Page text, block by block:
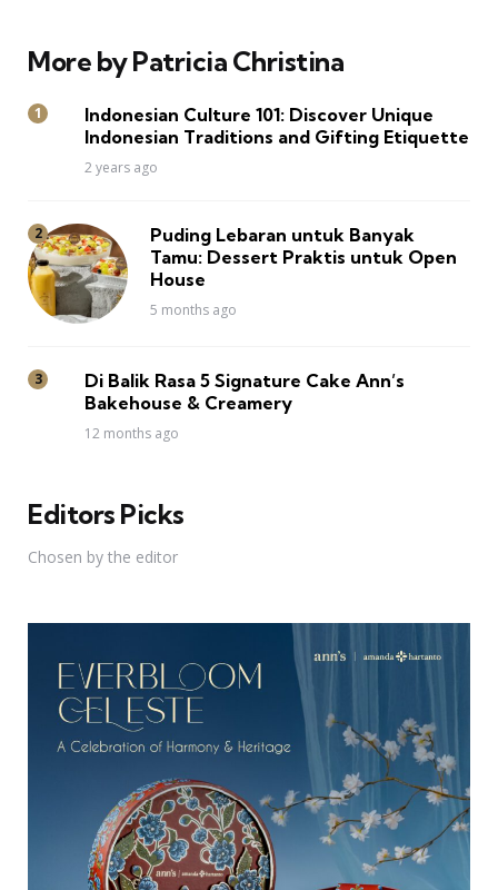
More by Patricia Christina
Indonesian Culture 101: Discover Unique
Indonesian Traditions and Gifting Etiquette
2 years ago
Puding Lebaran untuk Banyak
Tamu: Dessert Praktis untuk Open
House
5 months ago
Di Balik Rasa 5 Signature Cake Ann’s
Bakehouse & Creamery
12 months ago
Editors Picks
Chosen by the editor